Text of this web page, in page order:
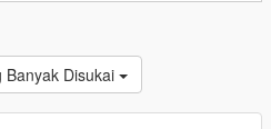
Banyak Disukai